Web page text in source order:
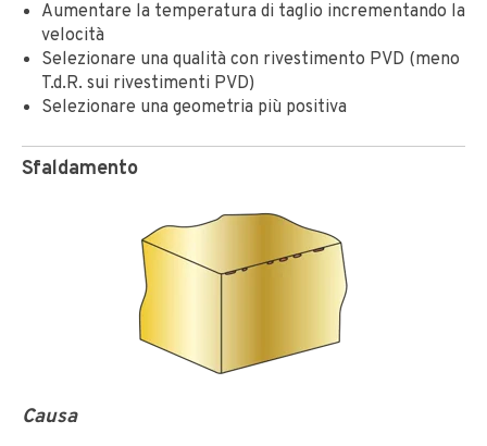
Aumentare la temperatura di taglio incrementando la
velocità
Selezionare una qualità con rivestimento PVD (meno
T.d.R. sui rivestimenti PVD)
Selezionare una geometria più positiva
Sfaldamento
Causa